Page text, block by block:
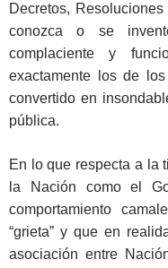
Decretos,
conozca o se
complaciente y
exactamente los de
convertido en
pública.
En lo que respecta a la
la Nación como el
comportamiento
“grieta” y que en
asociación entre